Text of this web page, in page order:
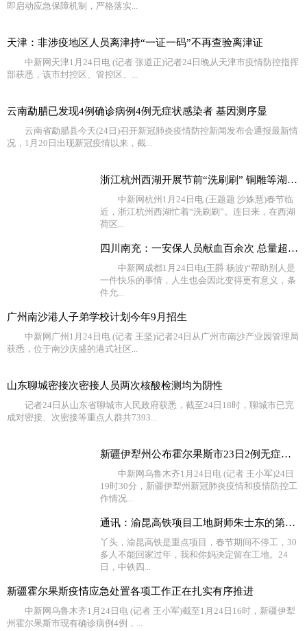
即启动应急保障机制，严格落实...
天津：非涉疫地区人员离津持“一证一码”不再查验离津证
中新网天津1月24日电 (记者 张道正)记者24日晚从天津市疫情防控指挥
部获悉，该市封控区、管控区、...
云南勐腊已发现4例确诊病例4例无症状感染者 基因测序显
云南省勐腊县今天(24日)召开新冠肺炎疫情防控新闻发布会通报最新情
况，1月20日出现新冠疫情以来，截...
浙江杭州西湖开展节前“洗刷刷” 铜雕等湖面设施换新颜
中新网杭州1月24日电 (王题题 沙姝慧)春节临
近，浙江杭州西湖忙着“洗刷刷”。连日来，在西湖
荷区...
四川南充：一安保人员献血百余次 总量超过40000毫升
中新网成都1月24日电(王爵 杨波)“帮助别人是
一件快乐的事情，人生也会因此变得更有意义，条
件允...
广州南沙港人子弟学校计划今年9月招生
中新网广州1月24日电 (记者 王坚)记者24日从广州市南沙产业园管理局
获悉，位于南沙庆盛的港式社区...
山东聊城密接次密接人员两次核酸检测均为阴性
记者24日从山东省聊城市人民政府获悉，截至24日18时，聊城市已完
成对密接、次密接等重点人群共7393...
新疆伊犁州公布霍尔果斯市23日2例无症状感染者流调情况
中新网乌鲁木齐1月24日电 (记者 王小军)24日
19时30分，新疆伊犁州新冠肺炎疫情和疫情防控工
作情况...
通讯：渝昆高铁项目工地厨师朱士东的第10个“家”
丫头，渝昆高铁是重点项目，春节期间不停工，30
多人不能回家过年，我和你妈决定留在工地。24
日，中铁四...
新疆霍尔果斯疫情应急处置各项工作正在扎实有序推进
中新网乌鲁木齐1月24日电 (记者 王小军)截至1月24日16时，新疆伊犁
州霍尔果斯市现有确诊病例4例，...